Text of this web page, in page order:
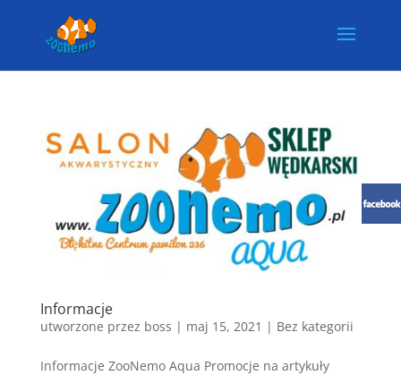
Informacje
utworzone przez boss | maj 15, 2021 | Bez kategorii
Informacje ZooNemo Aqua Promocje na artykuły